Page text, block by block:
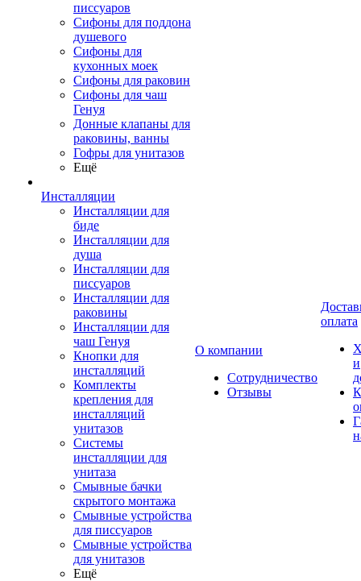
писсуаров
Сифоны для поддона
душевого
Сифоны для
кухонных моек
Сифоны для раковин
Сифоны для чаш
Генуя
Донные клапаны для
раковины, ванны
Гофры для унитазов
Ещё
Инсталляции
Инсталляции для
биде
Инсталляции для
душа
Инсталляции для
писсуаров
Инсталляции для
раковины
Инсталляции для
чаш Генуя
Кнопки для
инсталляций
Комплекты
крепления для
инсталляций
унитазов
Системы
инсталляции для
унитаза
Смывные бачки
скрытого монтажа
Смывные устройства
для писсуаров
Смывные устройства
для унитазов
Ещё
О компании
Сотрудничество
Отзывы
оплата
и